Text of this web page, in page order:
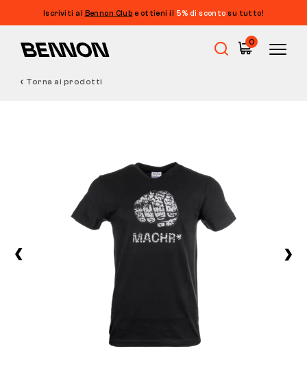
Iscriviti al Bennon Club e ottieni il 5% di sconto su tutto!
0
Calzature casual
Torna ai prodotti